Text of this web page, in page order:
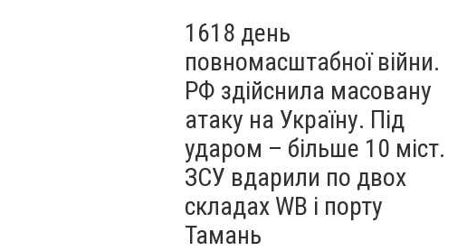
1618 день
повномасштабної війни.
РФ здійснила масовану
атаку на Україну. Під
ударом – більше 10 міст.
ЗСУ вдарили по двох
складах WB і порту
Тамань